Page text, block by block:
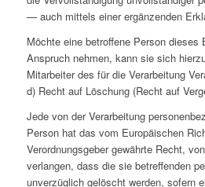
— auch mittels einer ergänzenden
Möchte eine betroffene Person dieses
Anspruch nehmen, kann sie sich
Mitarbeiter des für die Verarbeitung
d) Recht auf Löschung (Recht auf
Jede von der Verarbeitung
Person hat das vom Europäischen
Verordnungsgeber gewährte Recht,
verlangen, dass die sie betreffenden
unverzüglich gelöscht werden, sofern